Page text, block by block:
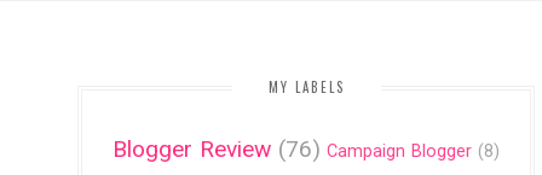
MY LABELS
Blogger Review (76) Campaign Blogger (8)